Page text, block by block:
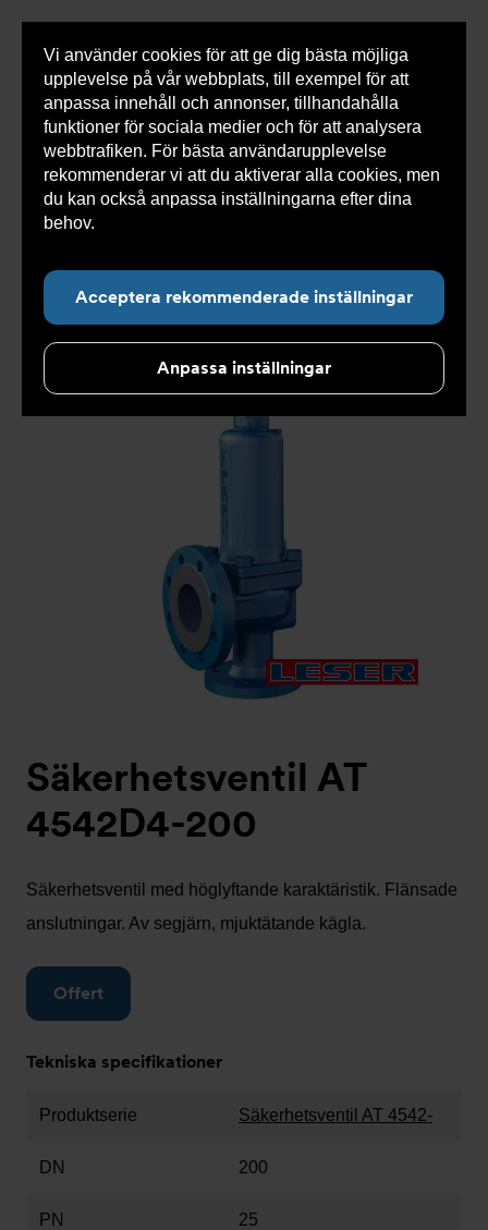
Vi använder cookies för att ge dig bästa möjliga
upplevelse på vår webbplats, till exempel för att
anpassa innehåll och annonser, tillhandahålla
funktioner för sociala medier och för att analysera
webbtrafiken. För bästa användarupplevelse
rekommenderar vi att du aktiverar alla cookies, men
du kan också anpassa inställningarna efter dina
behov.
Acceptera rekommenderade inställningar
Anpassa inställningar
0 varorSnabborder
Du
här:
Armatec > Produkter > Tryckavsäkring
>
Industriella säkerhetsventiler
> High performance
>
Säkerhetsventil AT 4542-
>
Säkerhetsventil AT 4542D4-
200
Säkerhetsventil AT
4542D4-200
Säkerhetsventil med höglyftande karaktäristik. Flänsade
anslutningar. Av segjärn, mjuktätande kägla.
Offert
Tekniska specifikationer
Produktserie Säkerhetsventil AT 4542-
DN 200
PN 25